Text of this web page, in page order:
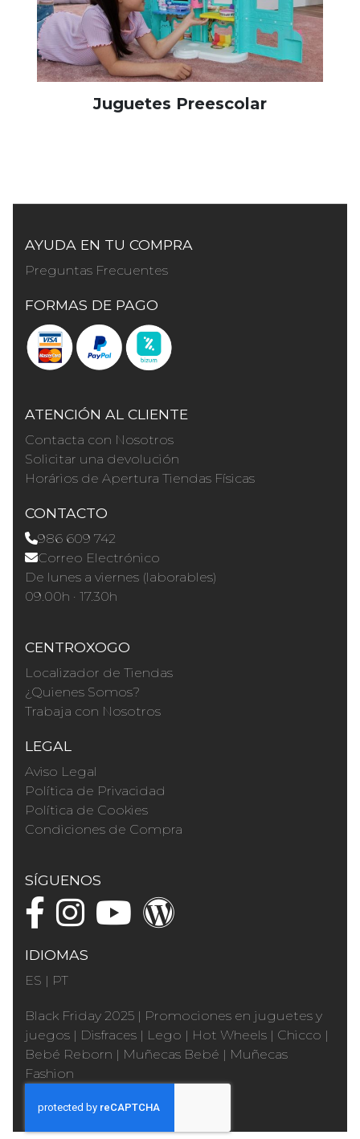
Juguetes Preescolar
AYUDA EN TU COMPRA
Preguntas Frecuentes
FORMAS DE PAGO
ATENCIÓN AL CLIENTE
Contacta con Nosotros
Solicitar una devolución
Horários de Apertura Tiendas Físicas
CONTACTO
986 609 742
Correo Electrónico
De lunes a viernes (laborables)
09.00h · 17.30h
CENTROXOGO
Localizador de Tiendas
¿Quienes Somos?
Trabaja con Nosotros
LEGAL
Aviso Legal
Política de Privacidad
Política de Cookies
Condiciones de Compra
SÍGUENOS
IDIOMAS
ES | PT
Black Friday 2025 | Promociones en juguetes y
juegos | Disfraces | Lego | Hot Wheels | Chicco |
Bebé Reborn | Muñecas Bebé | Muñecas
Fashion